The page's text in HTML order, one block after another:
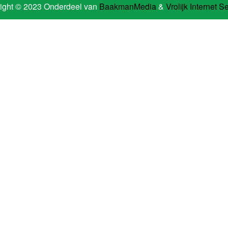
© 2023 Onderdeel van BaakmanMedia& Vrolijk Internet